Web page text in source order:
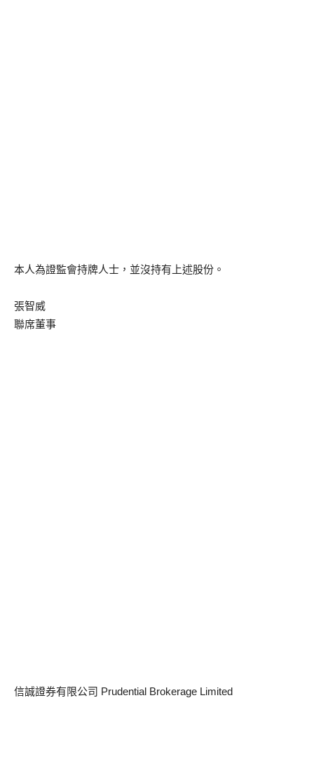
本人為證監會持牌人士，並沒持有上述股份。
張智威
聯席董事
信誠證券有限公司 Prudential Brokerage Limited